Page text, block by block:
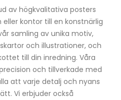
av högkvalitativa posters
kontor till en konstnärlig
samling av unika motiv,
och illustrationer, och
till din inredning. Våra
och tillverkade med
att varje detalj och nyans
Vi erbjuder också